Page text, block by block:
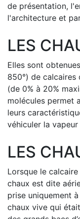
de présentation,
l'architecture et
LES
Elles sont
850°) de calcaires
(de 0% à 20%
molécules permet
leurs
véhiculer la vapeur
LES
Lorsque le
chaux est dite
prise uniquement
chaux vive qui